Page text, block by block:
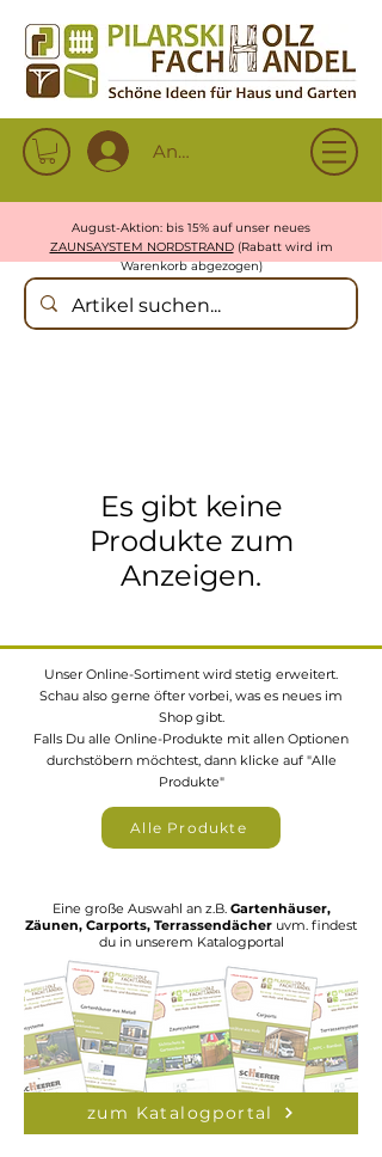
Anmelden
August-Aktion: bis 15% auf unser neues
ZAUNSAYSTEM NORDSTRAND(Rabatt wird im
Warenkorb abgezogen)
Es gibt keine
Produkte zum
Anzeigen.
Unser Online-Sortiment wird stetig erweitert.
Schau also gerne öfter vorbei, was es neues im
Shop gibt.
Falls Du alle Online-Produkte mit allen Optionen
durchstöbern möchtest, dann klicke auf "Alle
Produkte"
Alle Produkte
Eine große Auswahl an z.B. Gartenhäuser,
Zäunen, Carports, Terrassendächer uvm. findest
du in unserem Katalogportal
zum Katalogportal